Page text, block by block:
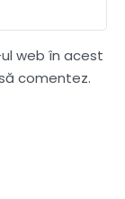
web în acest
comentez.